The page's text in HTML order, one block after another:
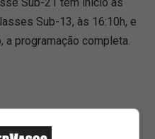
Sub-13, às 16:10h, e
a programação completa.